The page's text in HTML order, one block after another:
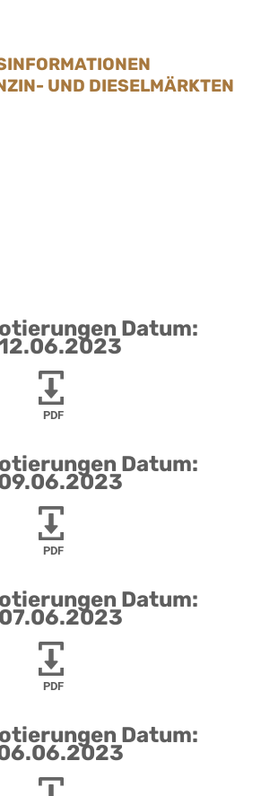
UND DIESELMÄRKTEN
Datum:
PDF
Datum:
PDF
Datum:
07.06.2023
PDF
Datum: